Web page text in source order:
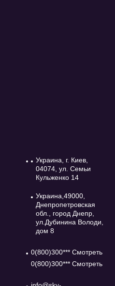
Украина, г. Киев,
04074, ул. Семьи
Кульженко 14
Украина,49000,
Днепропетровская
обл., город Днепр,
ул.Дубинина Володи,
дом 8
0(800)300*** Смотреть
0(800)300*** Смотреть